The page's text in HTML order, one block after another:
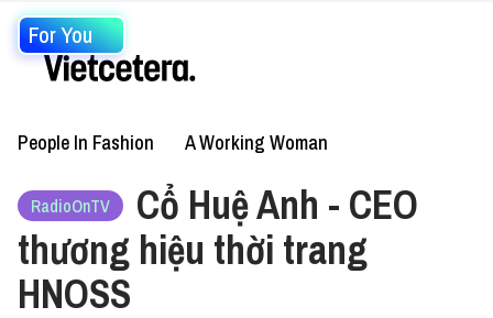
For You
People In Fashion A Working Woman
RadioOnTV
Cổ Huệ Anh - CEO
thương hiệu thời trang
HNOSS